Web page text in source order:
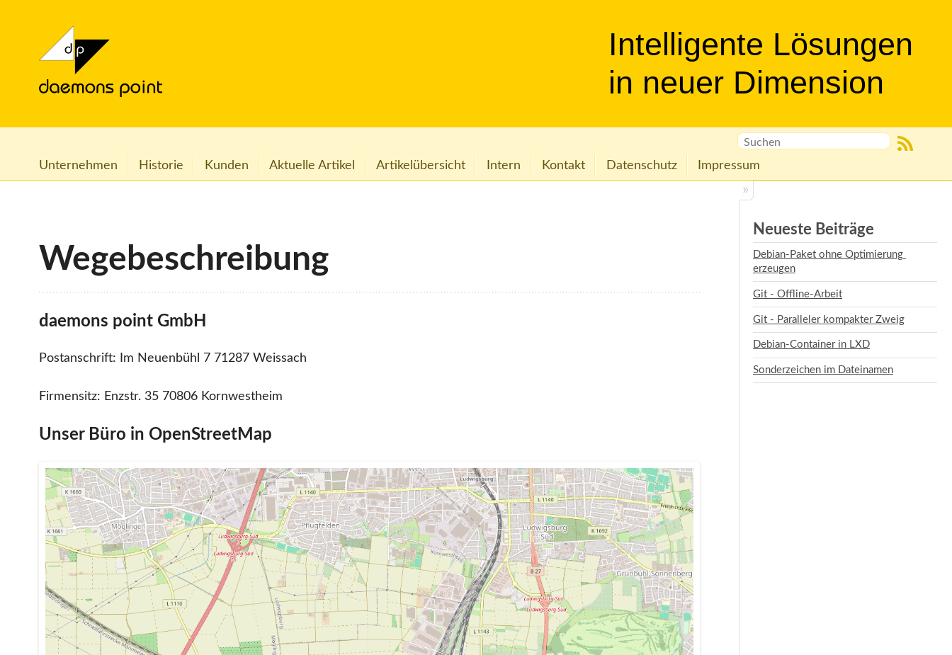
Intelligente Lösungen
in neuer Dimension
Unternehmen Historie Kunden Aktuelle Artikel Artikelübersicht Intern Kontakt Datenschutz Impressum
Wegebeschreibung
daemons point GmbH
Postanschrift: Im Neuenbühl 7 71287 Weissach
Firmensitz: Enzstr. 35 70806 Kornwestheim
Unser Büro in OpenStreetMap
Neueste Beiträge
Debian-Paket ohne Optimierung
erzeugen
Git - Offline-Arbeit
Git - Paralleler kompakter Zweig
Debian-Container in LXD
Sonderzeichen im Dateinamen